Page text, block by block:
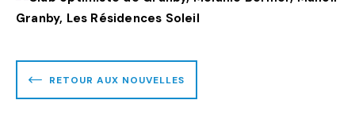
RETOUR AUX NOUVELLES